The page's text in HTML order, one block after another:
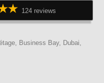
124 reviews
Business Bay, Dubai,